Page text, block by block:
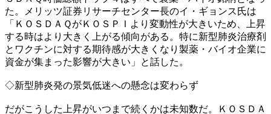
た。メリッツ証券リサーチセンター長のイ・ギョンス氏は
「ＫＯＳＤＡＱがＫＯＳＰＩより変動性が大きいため、上昇
する時はより大きく上がる傾向がある。特に新型肺炎治療剤
とワクチンに対する期待感が大きくなり製薬・バイオ企業に
資金が集まった影響が大きい」と話した。
◇新型肺炎発の景気低迷への懸念は変わらず
だがこうした上昇がいつまで続くかは未知数だ。ＫＯＳＤＡ